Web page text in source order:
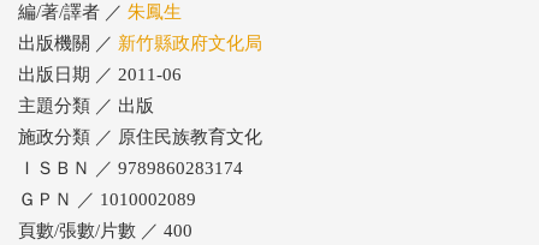
編/著/譯者 ／ 朱鳳生
出版機關 ／ 新竹縣政府文化局
出版日期 ／ 2011-06
主題分類 ／ 出版
施政分類 ／ 原住民族教育文化
ＩＳＢＮ ／ 9789860283174
ＧＰＮ ／ 1010002089
頁數/張數/片數 ／ 400